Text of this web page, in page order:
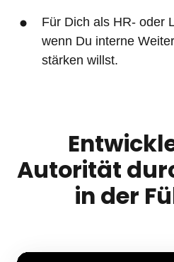
Für Dich als HR- oder
wenn Du interne
stärken willst.
Autorität
in der